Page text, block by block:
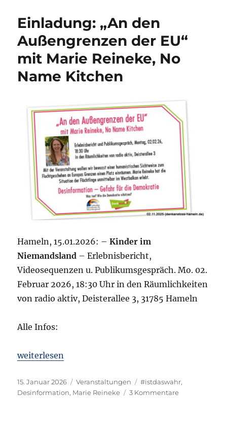
Einladung: „An den
Außengrenzen der EU“
mit Marie Reineke, No
Name Kitchen
Hameln, 15.01.2026: –Kinder im
Niemandsland – Erlebnisbericht,
Videosequenzen u. Publikumsgespräch. Mo. 02.
Februar 2026, 18:30 Uhr in den Räumlichkeiten
von radio aktiv, Deisterallee 3, 31785 Hameln
Alle Infos:
„Einladung: „An den Außengrenzen der EU“ mit
weiterlesen
Veröffentlicht
am
15. Januar 2026 Kategorien
Veranstaltungen Schlagwörter
#istdaswahr,
Desinformation, Marie Reineke 3 Kommentarezu